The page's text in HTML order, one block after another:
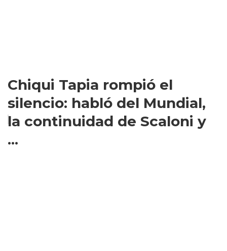
Chiqui Tapia rompió el
silencio: habló del Mundial,
la continuidad de Scaloni y
...